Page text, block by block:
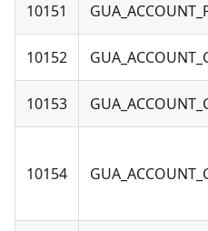
10151
10152
10153
10154